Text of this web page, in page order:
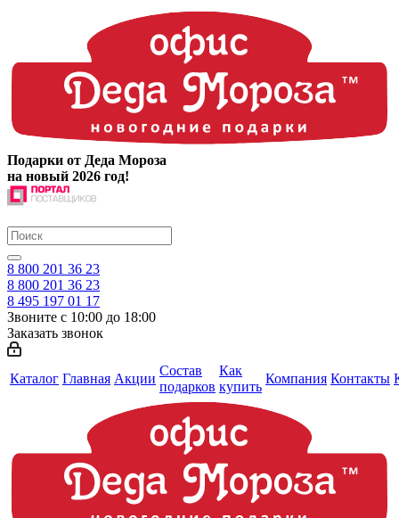
Подарки от Деда Мороза
на новый 2026 год!
8 800 201 36 23
8 800 201 36 23
8 495 197 01 17
Звоните с 10:00 до 18:00
Заказать звонок
Каталог Главная Акции
Состав
подарков
Как
купить
Компания Контакты